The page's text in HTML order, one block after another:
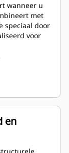
wanneer u
met
speciaal door
voor
laadbak. De
hiel zorgt
van de
is het
en